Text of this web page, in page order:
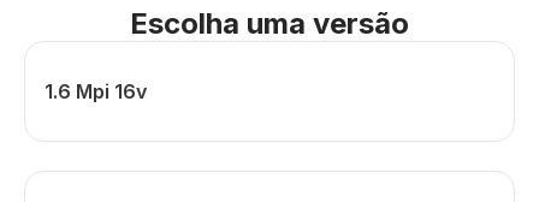
Escolha uma versão
1.6 Mpi 16v